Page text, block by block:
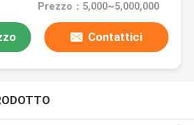
Prezzo：5,000~5,000,000
Contattici